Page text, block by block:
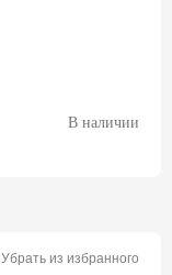
В наличии
Убрать из избранного